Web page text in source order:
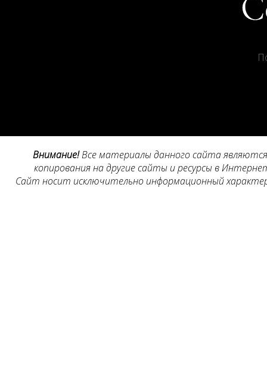
Внимание!Все материалы данного сайта
копирования на другие сайты и ресурсы в
Сайт носит исключительно информационный